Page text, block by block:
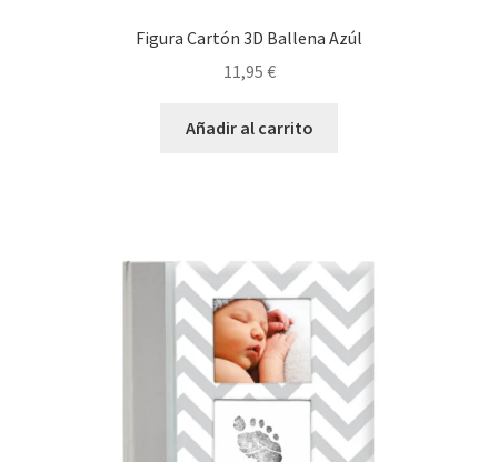
Figura Cartón 3D Ballena Azúl
11,95 €
Añadir al carrito